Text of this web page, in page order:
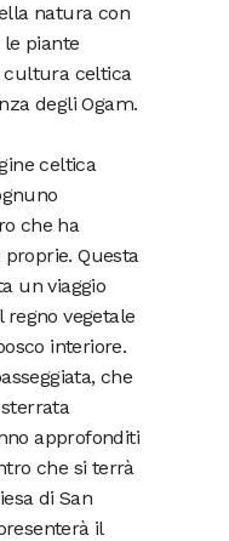
natura con
piante
cultura celtica
degli Ogam.
celtica
che ha
Questa
un viaggio
vegetale
interiore.
che
approfonditi
che si terrà
di San
il